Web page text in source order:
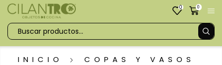
0 0
INICIO COPAS Y VASOS